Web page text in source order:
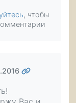
, чтобы